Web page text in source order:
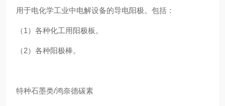
用于电化学工业中电解设备的导电阳极。包括：
（1）各种化工用阳极板。
（2）各种阳极棒。
特种石墨类/鸿奈德碳素